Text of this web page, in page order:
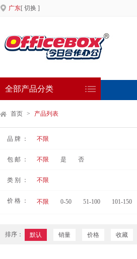
广东[ 切换 ]
全部产品分类
首页 > 产品列表
品 牌 ： 不限
包 邮 ： 不限 是 否
类 别 ： 不限
价 格 ： 不限 0-50 51-100 101-150
排序： 默认 销量 价格 收藏